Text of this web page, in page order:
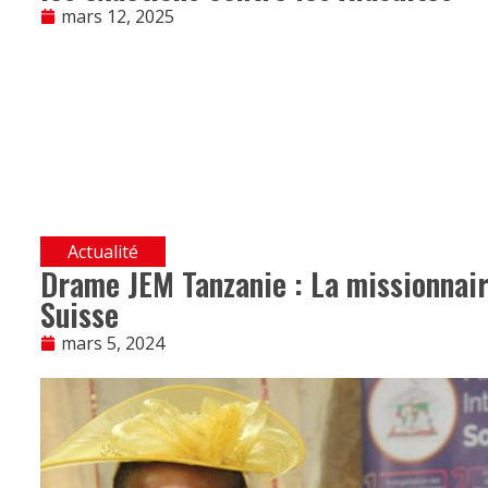
mars 12, 2025
Actualité
Drame JEM Tanzanie : La
Suisse
mars 5, 2024